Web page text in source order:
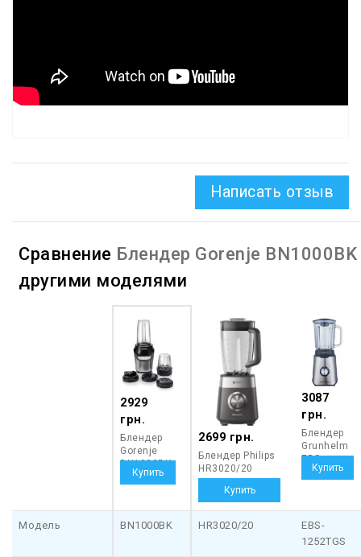
Написать отзыв
Сравнение Блендер Gorenje BN1000BK
другими моделями
2929
грн.
Блендер
Gorenje
BN1000BK
2699 грн.
Блендер Philips
HR3020/20
3087
грн.
Блендер
Grunhelm
EBS-
1252TGS
Модель BN1000BK HR3020/20
EBS-
1252TGS